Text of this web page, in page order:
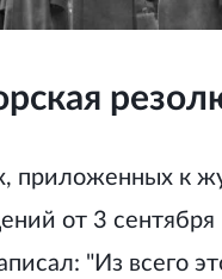
приложенных к
от 3
"Из всего